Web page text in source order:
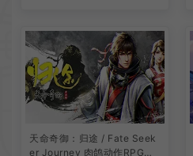
天命奇御：归途 / Fate Seek
er Journey 肉鸽动作RPG游